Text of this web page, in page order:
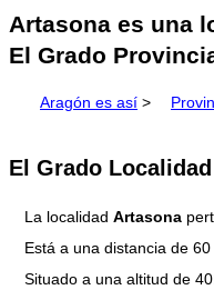
Artasona es una
El Grado
Aragón es así >
El Grado Localidad
La localidad Artasona
Está a una distancia de
Situado a una altitud de